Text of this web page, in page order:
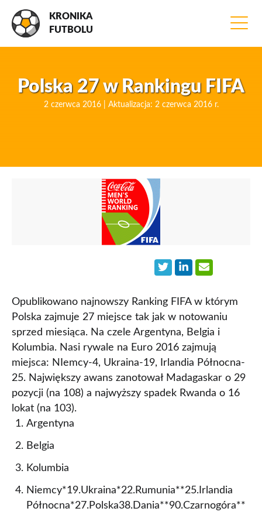
KRONIKA
FUTBOLU
Polska 27 w Rankingu FIFA
2 czerwca 2016 | Aktualizacja: 2 czerwca 2016 r.
Opublikowano najnowszy Ranking FIFA w którym
Polska zajmuje 27 miejsce tak jak w notowaniu
sprzed miesiąca. Na czele Argentyna, Belgia i
Kolumbia. Nasi rywale na Euro 2016 zajmują
miejsca: NIemcy-4, Ukraina-19, Irlandia Północna-
25. Największy awans zanotował Madagaskar o 29
pozycji (na 108) a najwyższy spadek Rwanda o 16
lokat (na 103).
Argentyna
Belgia
Kolumbia
Niemcy*19.Ukraina*22.Rumunia**25.Irlandia
Północna*27.Polska38.Dania**90.Czarnogóra**